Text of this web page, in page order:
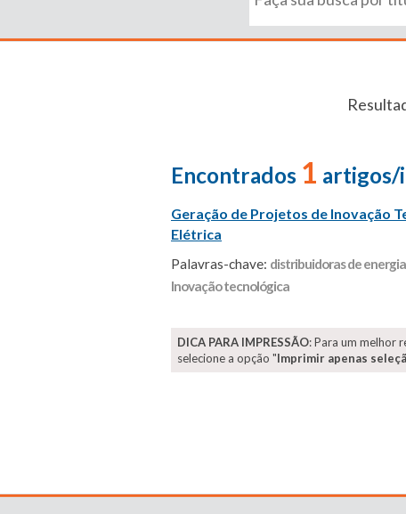
Encontrados 1 artigos/
Geração de Projetos de Inovação
Elétrica
Palavras-chave: distribuidoras de
Inovação tecnológica
DICA PARA IMPRESSÃO: Para um melhor
selecione a opção "Imprimir apenas